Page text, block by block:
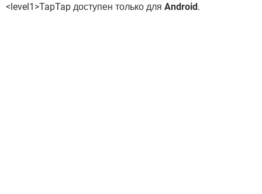
<level1>TapTap доступен только для Android.